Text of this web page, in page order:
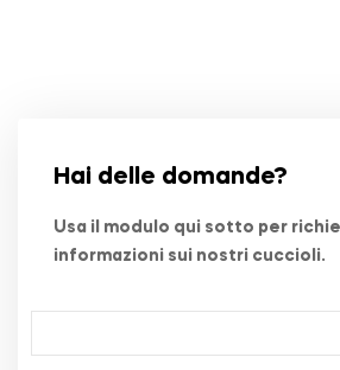
Hai delle domande?
Usa il modulo qui sotto per
informazioni sui nostri cuccioli.